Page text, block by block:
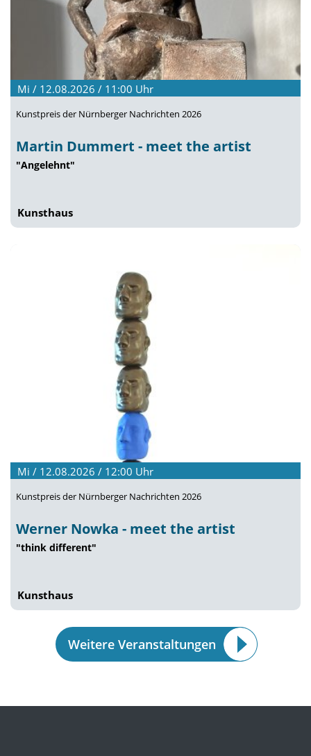
Mi / 12.08.2026 / 11:00 Uhr
Kunstpreis der Nürnberger Nachrichten 2026
Martin Dummert - meet the artist
"Angelehnt"
Kunsthaus
Mi / 12.08.2026 / 12:00 Uhr
Kunstpreis der Nürnberger Nachrichten 2026
Werner Nowka - meet the artist
"think different"
Kunsthaus
Weitere Veranstaltungen